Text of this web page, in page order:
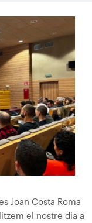
Joan Costa Roma
el nostre dia a